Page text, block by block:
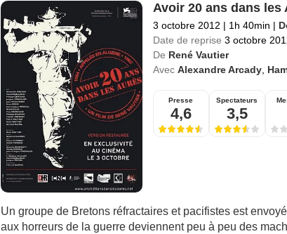
Avoir 20 ans dans les
3 octobre 2012 | 1h 40min |
Date de reprise 3 octobre
De René Vautier
Avec Alexandre Arcady,
Presse
4,6
Spectateurs
3,5
Un groupe de Bretons réfractaires et pacifistes est
aux horreurs de la guerre deviennent peu à peu des